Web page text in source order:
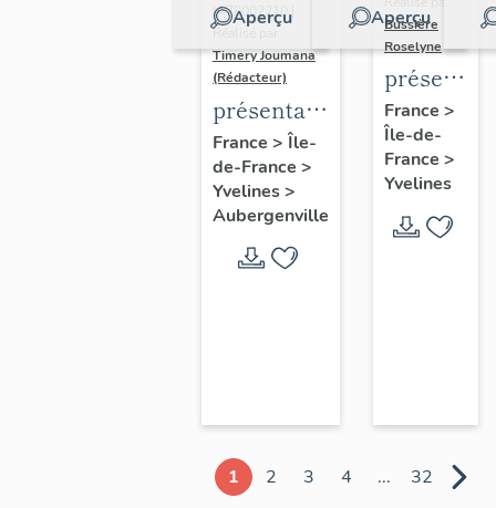
Aperçu
IA78002210 |
Réalisé par
Timery Joumana
(Rédacteur)
présentation
de l'étude
d'Elisabethville
France > Île-
de-France >
Yvelines>
Aubergenville
Aperçu
Bussière
Roselyne
du
diagnostic
et
France >
Île-de-
France >
Yvelines
1 2 3 4 ... 32